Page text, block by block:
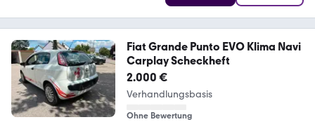
Fiat Grande Punto EVO Klima Navi
Carplay Scheckheft
2.000 €
Verhandlungsbasis
Ohne Bewertung